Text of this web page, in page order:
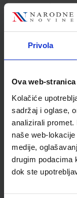
Privola
Ova web-
Kolačiće
sadržaj i oglase,
analizirali
naše web-
medije,
drugim podacima
dok ste
Nakladnik
Autor
Školski razred
Vrsta školske
Nastavni
Reg br min